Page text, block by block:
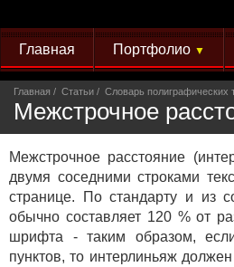
Главная Портфолио ▼
Главная Статьи Словарь полиграфических
Межстрочное
Межстрочное расстояние
двумя соседними строками
странице. По стандарту и из
обычно составляет 120 % от
шрифта - таким образом,
пунктов, то интерлиньяж